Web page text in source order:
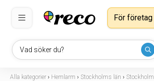
Vad söker du?
För företag
Alla kategorier › Hemlarm › Stockholms län › Stockholm